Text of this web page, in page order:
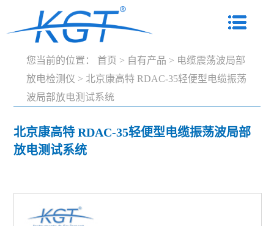
您当前的位置： 首页 > 自有产品 > 电缆震荡波局部
放电检测仪 > 北京康高特 RDAC-35轻便型电缆振荡
波局部放电测试系统
北京康高特 RDAC-35轻便型电缆振荡波局部
放电测试系统